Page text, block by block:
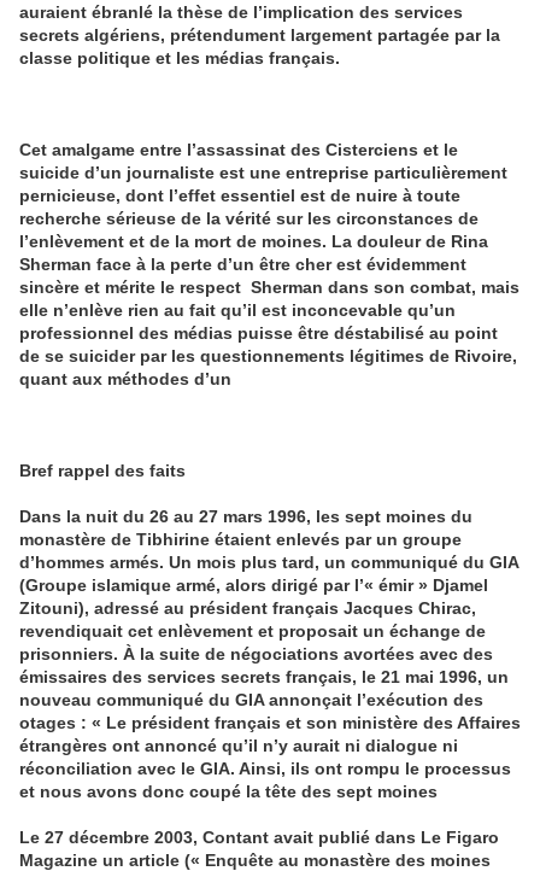
auraient ébranlé la thèse de l’implication des services
secrets algériens, prétendument largement partagée par la
classe politique et les médias français.
Cet amalgame entre l’assassinat des Cisterciens et le
suicide d’un journaliste est une entreprise particulièrement
pernicieuse, dont l’effet essentiel est de nuire à toute
recherche sérieuse de la vérité sur les circonstances de
l’enlèvement et de la mort de moines. La douleur de Rina
Sherman face à la perte d’un être cher est évidemment
sincère et mérite le respect Sherman dans son combat, mais
elle n’enlève rien au fait qu’il est inconcevable qu’un
professionnel des médias puisse être déstabilisé au point
de se suicider par les questionnements légitimes de Rivoire,
quant aux méthodes d’un
Bref rappel des faits
Dans la nuit du 26 au 27 mars 1996, les sept moines du
monastère de Tibhirine étaient enlevés par un groupe
d’hommes armés. Un mois plus tard, un communiqué du GIA
(Groupe islamique armé, alors dirigé par l’« émir » Djamel
Zitouni), adressé au président français Jacques Chirac,
revendiquait cet enlèvement et proposait un échange de
prisonniers. À la suite de négociations avortées avec des
émissaires des services secrets français, le 21 mai 1996, un
nouveau communiqué du GIA annonçait l’exécution des
otages : « Le président français et son ministère des Affaires
étrangères ont annoncé qu’il n’y aurait ni dialogue ni
réconciliation avec le GIA. Ainsi, ils ont rompu le processus
et nous avons donc coupé la tête des sept moines
Le 27 décembre 2003, Contant avait publié dans Le Figaro
Magazine un article (« Enquête au monastère des moines